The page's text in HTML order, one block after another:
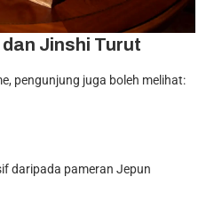
Jinshi Turut
pengunjung juga boleh melihat:
daripada pameran Jepun